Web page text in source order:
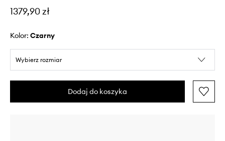
1379,90 zł
Kolor: czarny
Wybierz rozmiar
Dodaj do koszyka